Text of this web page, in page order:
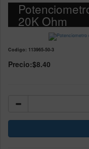
20K Ohm
Codigo: 113965-50-3
Precio:$8.40